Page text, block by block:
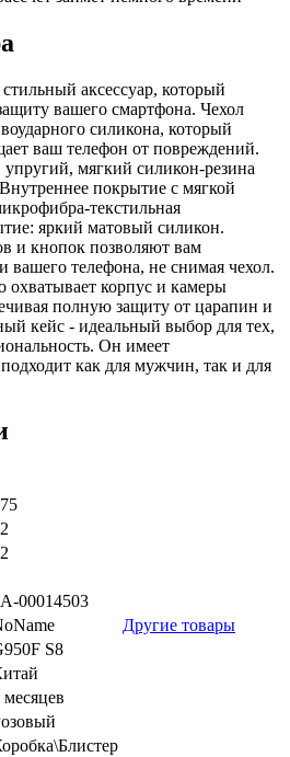
аксессуар, который
вашего смартфона. Чехол
силикона, который
ваш телефон от повреждений.
мягкий силикон-резина
покрытие с мягкой
текстильная
яркий матовый силикон.
и кнопок позволяют вам
вашего телефона, не снимая чехол.
охватывает корпус и камеры
полную защиту от царапин и
кейс - идеальный выбор для тех,
Он имеет
как для мужчин, так и для
00014503
Другие товары
S8
месяцев